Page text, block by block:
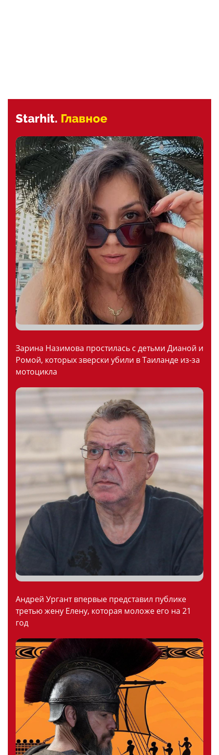
Starhit. Главное
Зарина Назимова простилась с детьми Дианой и
Ромой, которых зверски убили в Таиланде из-за
мотоцикла
Андрей Ургант впервые представил публике
третью жену Елену, которая моложе его на 21
год